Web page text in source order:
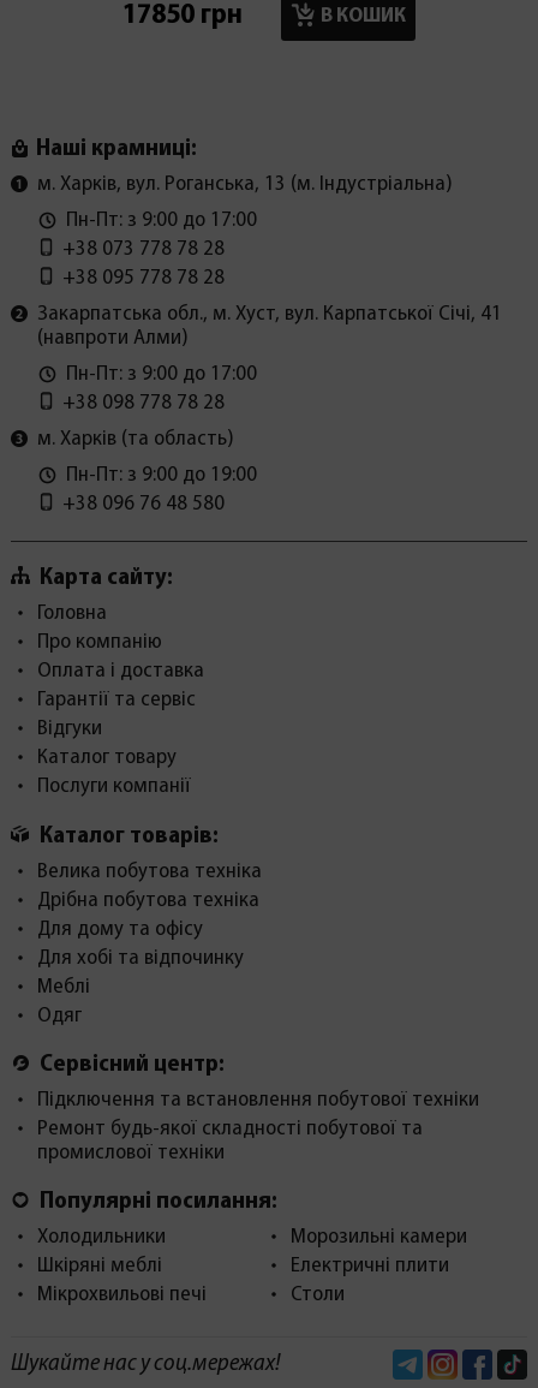
17850 грн В КОШИК
Наші крамниці:
м. Харків, вул. Роганська, 13 (м. Індустріальна)
Пн-Пт: з 9:00 до 17:00
+38 073 778 78 28
+38 095 778 78 28
Закарпатська обл., м. Хуст, вул. Карпатської Січі, 41
(навпроти Алми)
Пн-Пт: з 9:00 до 17:00
+38 098 778 78 28
м. Харків (та область)
Пн-Пт: з 9:00 до 19:00
+38 096 76 48 580
Карта сайту:
Головна
Про компанію
Оплата і доставка
Гарантії та сервіс
Відгуки
Каталог товару
Послуги компанії
Каталог товарів:
Велика побутова техніка
Дрібна побутова техніка
Для дому та офісу
Для хобі та відпочинку
Меблі
Одяг
Сервісний центр:
Підключення та встановлення побутової техніки
Ремонт будь-якої складності побутової та
промислової техніки
Популярні посилання:
Холодильники
Шкіряні меблі
Мікрохвильові печі
Морозильні камери
Електричні плити
Столи
Шукайте нас у соц.мережах! TelegramInstagram